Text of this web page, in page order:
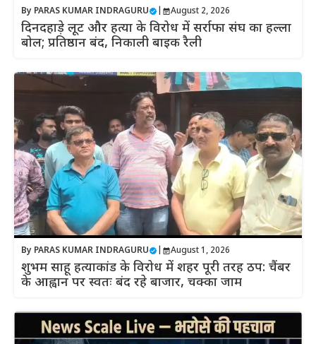
By PARAS KUMAR INDRAGURU August 2, 2026
दिनदहाड़े लूट और हत्या के विरोध में सर्राफा संघ का हल्ला
बोल; प्रतिष्ठान बंद, निकाली बाइक रैली
By PARAS KUMAR INDRAGURU August 1, 2026
शुभम साहू हत्याकांड के विरोध में शहर पूरी तरह ठप: चैंबर
के आह्वान पर स्वतः बंद रहे बाजार, चक्का जाम